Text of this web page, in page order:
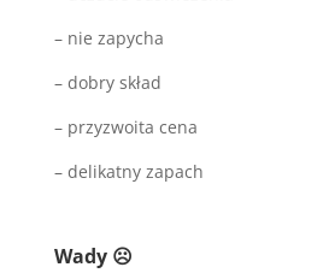
– nie zapycha
– dobry skład
– przyzwoita cena
– delikatny zapach
Wady ☹